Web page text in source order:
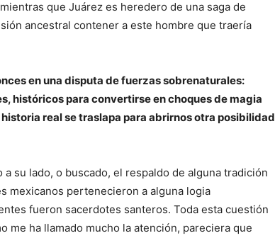
que Juárez es heredero de una saga de
ancestral contener a este hombre que traería
en una disputa de fuerzas sobrenaturales:
históricos para convertirse en choques de magia
real se traslapa para abrirnos otra posibilidad
su lado, o buscado, el respaldo de alguna tradición
mexicanos pertenecieron a alguna logia
fueron sacerdotes santeros. Toda esta cuestión
me ha llamado mucho la atención, pareciera que